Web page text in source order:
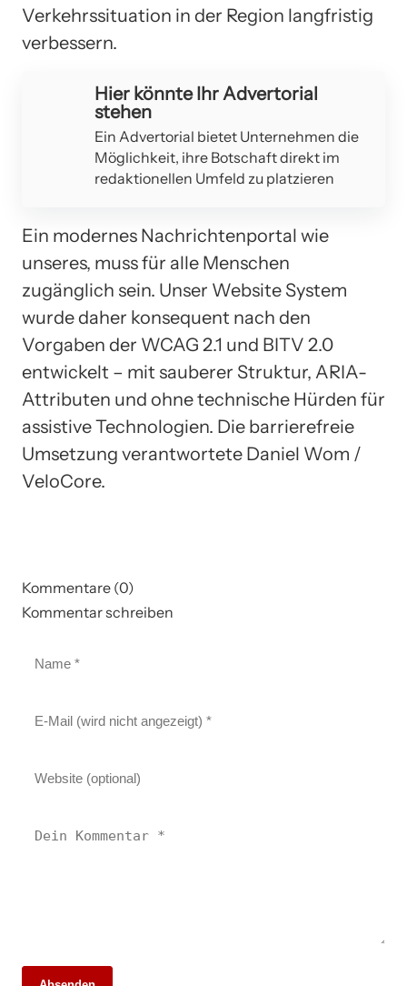
Verkehrssituation in der Region langfristig
verbessern.
Hier könnte Ihr Advertorial
stehen
Ein Advertorial bietet Unternehmen die
Möglichkeit, ihre Botschaft direkt im
redaktionellen Umfeld zu platzieren
Ein modernes Nachrichtenportal wie
unseres, muss für alle Menschen
zugänglich sein. Unser Website System
wurde daher konsequent nach den
Vorgaben der WCAG 2.1 und BITV 2.0
entwickelt – mit sauberer Struktur, ARIA-
Attributen und ohne technische Hürden für
assistive Technologien. Die barrierefreie
Umsetzung verantwortete Daniel Wom /
VeloCore.
Kommentare (0)
Kommentar schreiben